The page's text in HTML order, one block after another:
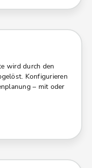
wird durch den
Konfigurieren
– mit oder